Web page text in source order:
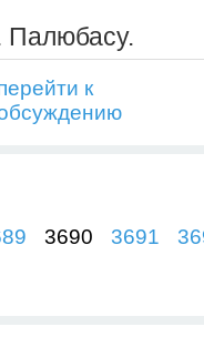
к
3690 3691